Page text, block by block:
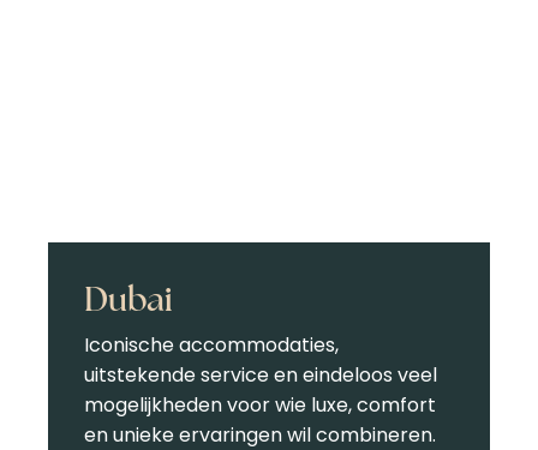
Dubai
Iconische accommodaties,
uitstekende service en eindeloos veel
mogelijkheden voor wie luxe, comfort
en unieke ervaringen wil combineren.